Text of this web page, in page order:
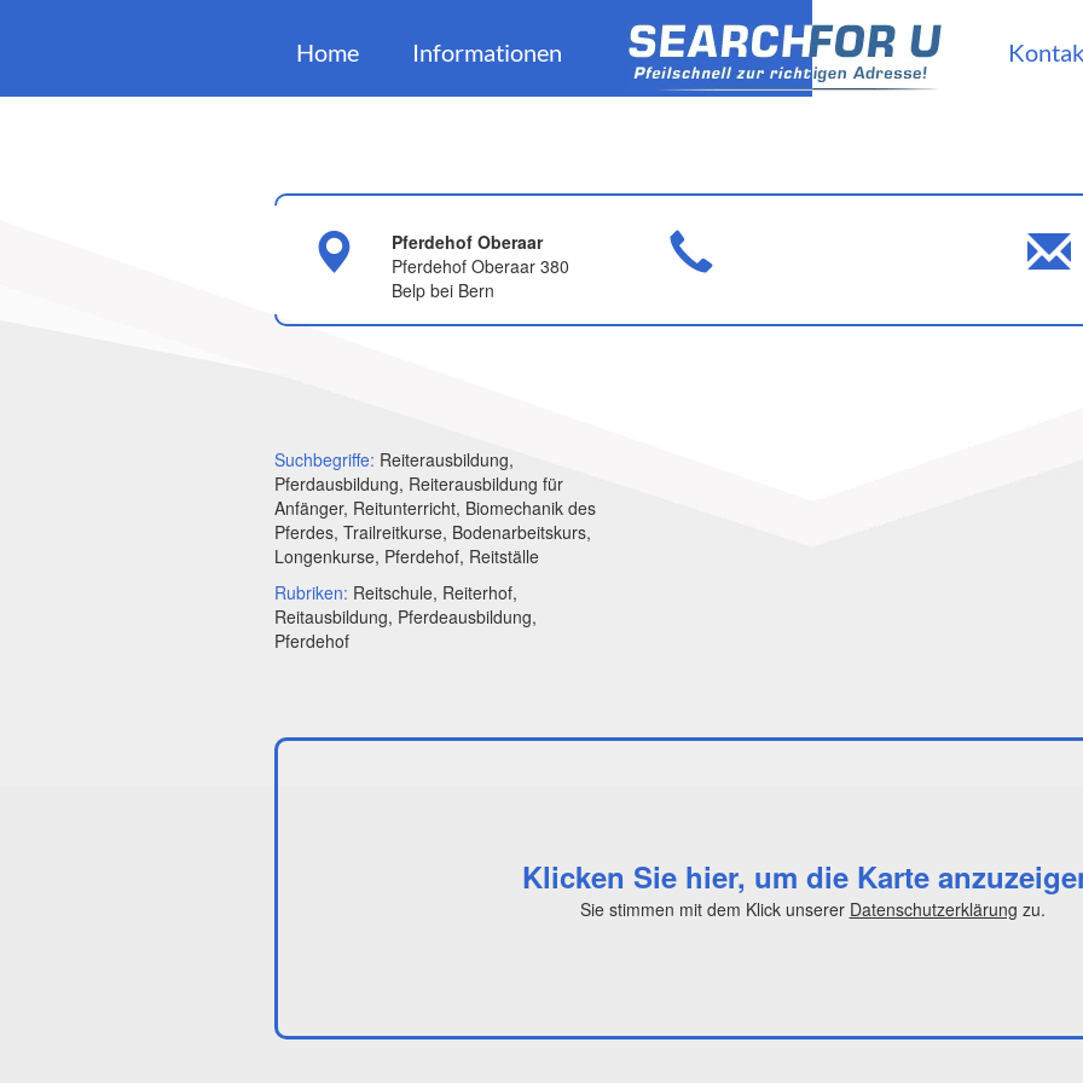
Home Informationen
Pferdehof Oberaar
Pferdehof Oberaar 380
Belp bei Bern
Suchbegriffe: Reiterausbildung,
Pferdausbildung, Reiterausbildung für
Anfänger, Reitunterricht, Biomechanik des
Pferdes, Trailreitkurse, Bodenarbeitskurs,
Longenkurse, Pferdehof, Reitställe
Rubriken: Reitschule, Reiterhof,
Reitausbildung, Pferdeausbildung,
Pferdehof
Klicken Sie hier, um die Karte
Sie stimmen mit dem Klick unserer Datenschutzerklärung zu.